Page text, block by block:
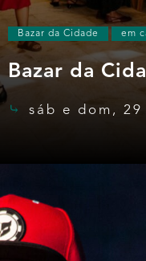
Bazar da Cidade em
Bazar da
sáb e dom, 29